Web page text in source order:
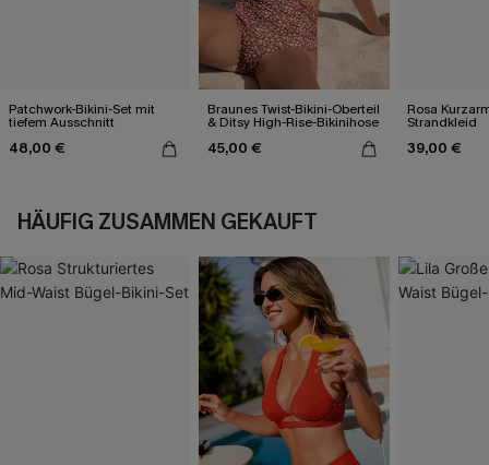
Patchwork-Bikini-Set mit
tiefem Ausschnitt
48,00 €
Braunes Twist-Bikini-Oberteil
& Ditsy High-Rise-Bikinihose
45,00 €
Rosa
Strandkleid
39,00 €
HÄUFIG ZUSAMMEN GEKAUFT